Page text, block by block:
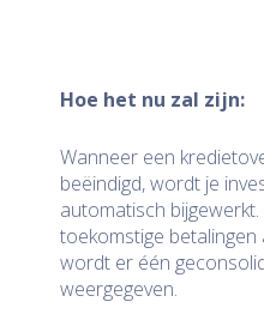
Hoe het nu zal zijn:
Wanneer een
beëindigd, wordt je
automatisch
toekomstige
wordt er één
weergegeven.